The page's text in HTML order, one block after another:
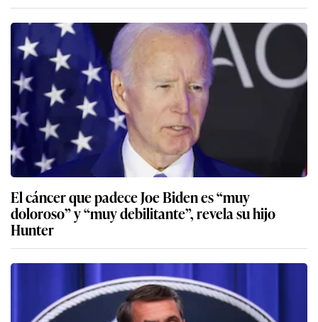
El cáncer que padece Joe Biden es “muy
doloroso” y “muy debilitante”, revela su hijo
Hunter